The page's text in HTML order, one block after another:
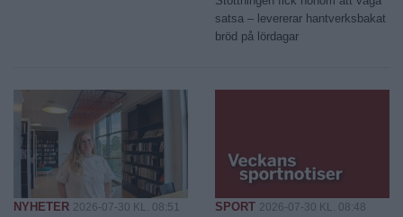
satsa – levererar hantverksbakat
bröd på lördagar
NYHETER 2026-07-30 KL. 08:51 SPORT 2026-07-30 KL. 08:48